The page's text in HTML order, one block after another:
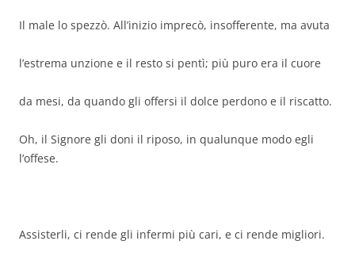
Il male lo spezzò. All’inizio imprecò, insofferente, ma avuta
l’estrema unzione e il resto si pentì; più puro era il cuore
da mesi, da quando gli offersi il dolce perdono e il riscatto.
Oh, il Signore gli doni il riposo, in qualunque modo egli
l’offese.
Assisterli, ci rende gli infermi più cari, e ci rende migliori.